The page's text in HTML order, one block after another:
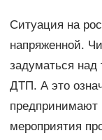
Ситуация на
напряженной.
задуматься над
ДТП. А это
предпринимают
мероприятия